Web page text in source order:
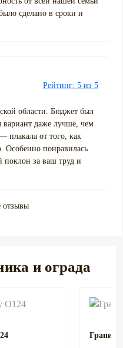
сделано в сроки и
Рейтинг: 5 из 5
области. Бюджет был
даже лучше, чем
плакала от того, как
Особенно понравилась
поклон за ваш труд и
отзывы
и ограда